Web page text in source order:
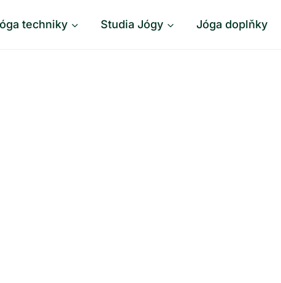
techniky Studia Jógy Jóga doplňky